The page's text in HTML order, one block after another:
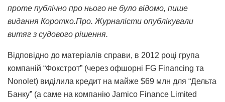
проте публічно про нього не було відомо, пише
видання Коротко.Про. Журналісти опублікували
витяг з судового рішення.
Відповідно до матеріалів справи, в 2012 році група
компаній “Фокстрот” (через офшорні FG Financing та
Nonolet) виділила кредит на майже $69 млн для “Дельта
Банку” (а саме на компанію Jamico Finance Limited